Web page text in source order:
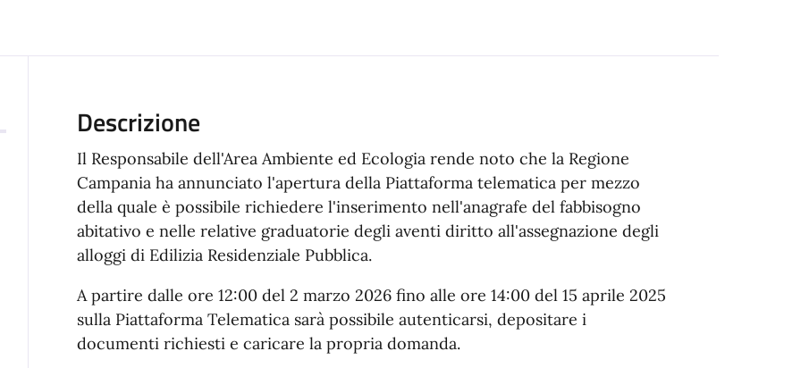
Descrizione
Il Responsabile dell'Area Ambiente ed Ecologia rende noto che la Regione
Campania ha annunciato l'apertura della Piattaforma telematica per mezzo
della quale è possibile richiedere l'inserimento nell'anagrafe del fabbisogno
abitativo e nelle relative graduatorie degli aventi diritto all'assegnazione degli
alloggi di Edilizia Residenziale Pubblica.
A partire dalle ore 12:00 del 2 marzo 2026 fino alle ore 14:00 del 15 aprile 2025
sulla Piattaforma Telematica sarà possibile autenticarsi, depositare i
documenti richiesti e caricare la propria domanda.